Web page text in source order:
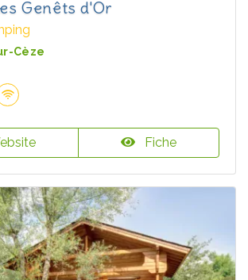
Genêts d'Or
Cèze
Fiche